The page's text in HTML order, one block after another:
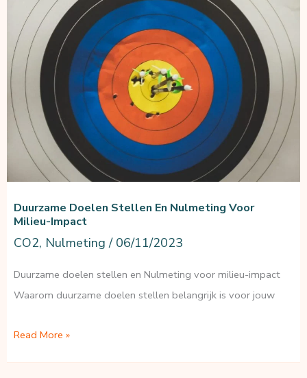
Duurzame Doelen Stellen En Nulmeting Voor
Milieu-Impact
CO2, Nulmeting / 06/11/2023
Duurzame doelen stellen en Nulmeting voor milieu-impact
Waarom duurzame doelen stellen belangrijk is voor jouw
Duurzame
Read More »